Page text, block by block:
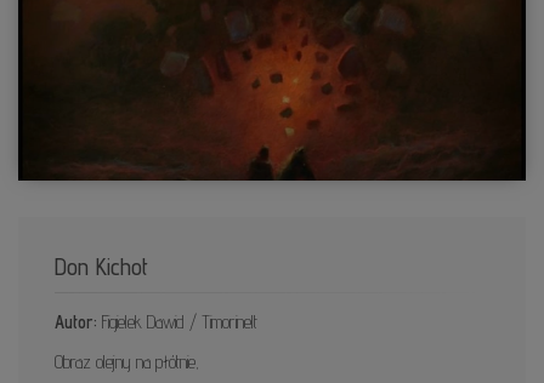
Don Kichot
Autor: Figielek Dawid / Timorinelt
Obraz olejny na płótnie,